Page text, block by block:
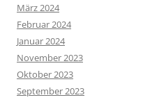
März 2024
Februar 2024
Januar 2024
November 2023
Oktober 2023
September 2023